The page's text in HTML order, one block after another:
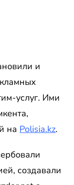
и
услуг. Ими
на Рolisia.kz.
создавали